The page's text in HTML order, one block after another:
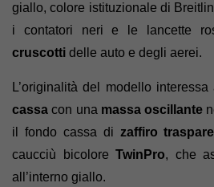
giallo, colore istituzionale di
i contatori neri e le lancette
cruscotti delle auto e degli aerei.
L’originalità del modello
cassa con una massa oscillante
il fondo cassa di zaffiro
caucciù bicolore TwinPro, che
all’interno giallo.